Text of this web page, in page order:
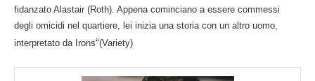
fidanzato Alastair (Roth). Appena cominciano a essere commessi
degli omicidi nel quartiere, lei inizia una storia con un altro uomo,
interpretato da Irons“(Variety)